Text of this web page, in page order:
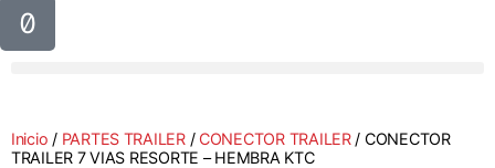
Inicio / PARTES TRAILER/ CONECTOR TRAILER/ CONECTOR
TRAILER 7 VIAS RESORTE – HEMBRA KTC